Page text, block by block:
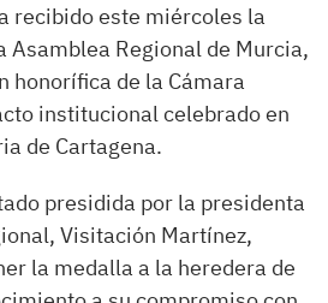
recibido este miércoles la
Asamblea Regional de Murcia,
honorífica de la Cámara
institucional celebrado en
de Cartagena.
presidida por la presidenta
Visitación Martínez,
la medalla a la heredera de